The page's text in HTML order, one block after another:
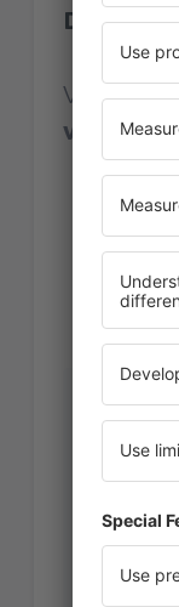
Dublin
Michelle
Juni 2025